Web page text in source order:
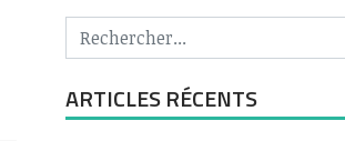
ARTICLES RÉCENTS